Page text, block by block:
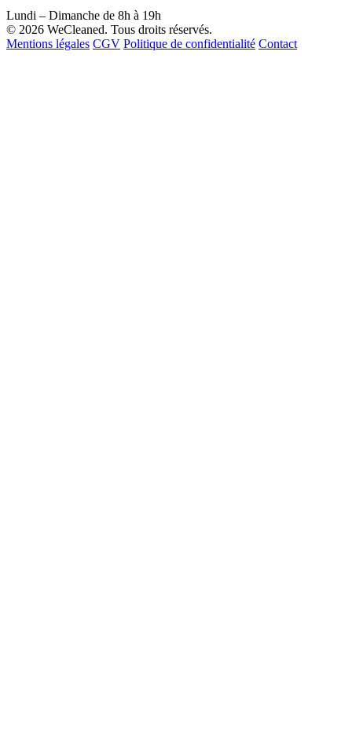
Lundi – Dimanche de 8h à 19h
© 2026 WeCleaned. Tous droits réservés.
Mentions légales CGV Politique de confidentialité Contact